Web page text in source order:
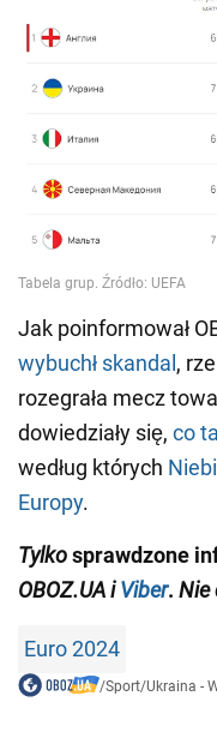
Jak poinformował
wybuchł skandal ,
rozegrała mecz
dowiedziały się, co
według których
Europy.
Tylkosprawdzone
OBOZ.UAiViber. Nie
Euro 2024
/Sport/Ukraina -